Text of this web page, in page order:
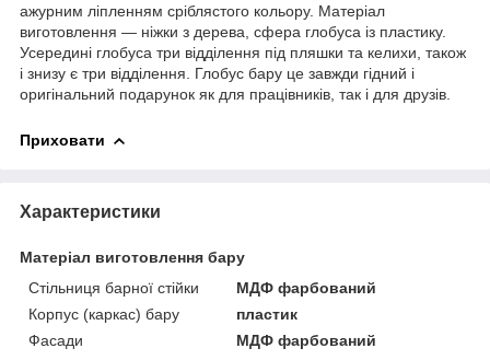
ажурним ліпленням сріблястого кольору. Матеріал
виготовлення — ніжки з дерева, сфера глобуса із пластику.
Усередині глобуса три відділення під пляшки та келихи, також
і знизу є три відділення. Глобус бару це завжди гідний і
оригінальний подарунок як для працівників, так і для друзів.
Приховати
Характеристики
Матеріал виготовлення бару
Стільниця барної стійки
МДФ фарбований
Корпус (каркас) бару
пластик
Фасади
МДФ фарбований